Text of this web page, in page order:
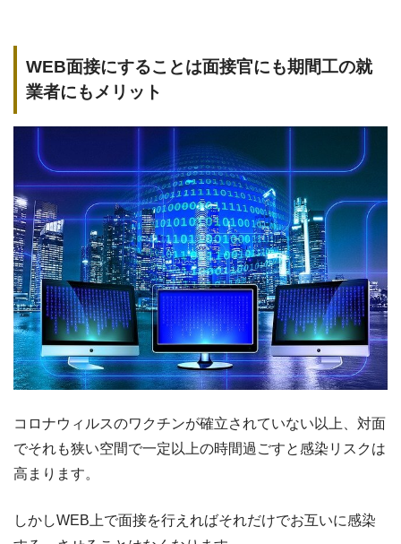
WEB面接にすることは面接官にも期間工の就
業者にもメリット
コロナウィルスのワクチンが確立されていない以上、対面
でそれも狭い空間で一定以上の時間過ごすと感染リスクは
高まります。
しかしWEB上で面接を行えればそれだけでお互いに感染